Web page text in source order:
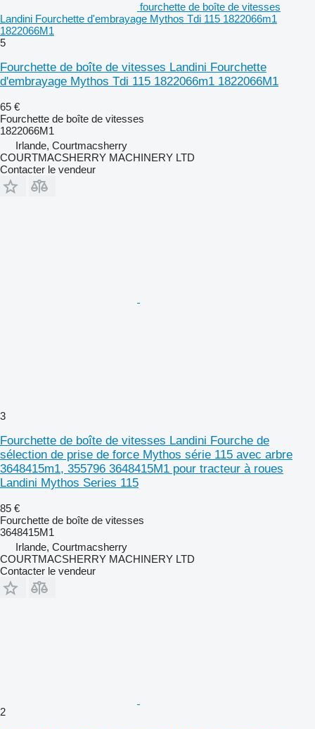
fourchette de boîte de vitesses
Landini Fourchette d'embrayage Mythos Tdi 115 1822066m1
1822066M1
5
Fourchette de boîte de vitesses Landini Fourchette
d'embrayage Mythos Tdi 115 1822066m1 1822066M1
65 €
Fourchette de boîte de vitesses
1822066M1
Irlande, Courtmacsherry
COURTMACSHERRY MACHINERY LTD
Contacter le vendeur
3
Fourchette de boîte de vitesses Landini Fourche de
sélection de prise de force Mythos série 115 avec arbre
3648415m1, 355796 3648415M1 pour tracteur à roues
Landini Mythos Series 115
85 €
Fourchette de boîte de vitesses
3648415M1
Irlande, Courtmacsherry
COURTMACSHERRY MACHINERY LTD
Contacter le vendeur
2